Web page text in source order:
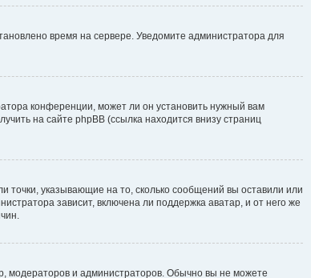
время на сервере. Уведомите администратора для
конференции, может ли он установить нужный вам
на сайте phpBB (ссылка находится внизу страниц
точки, указывающие на то, сколько сообщений вы оставили или
зависит, включена ли поддержка аватар, и от него же
модераторов и администраторов. Обычно вы не можете